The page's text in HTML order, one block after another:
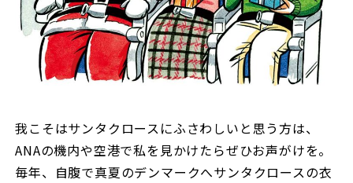
我こそはサンタクロースにふさわしいと思う方は、
ANAの機内や空港で私を見かけたらぜひお声がけを。
毎年、自腹で真夏のデンマークへサンタクロースの衣